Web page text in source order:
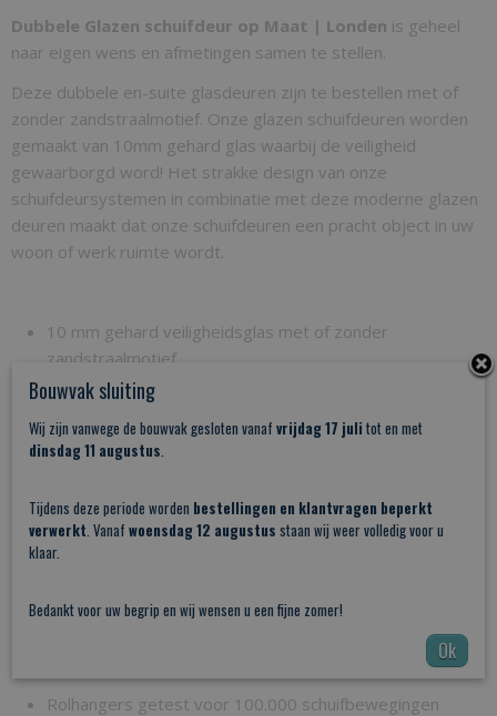
Bruto gewicht
120,00 Kg
Dubbele Glazen schuifdeur op Maat | Londen is geheel
naar eigen wens en afmetingen samen te stellen.
Deze dubbele en-suite glasdeuren zijn te bestellen met of
zonder zandstraalmotief. Onze glazen schuifdeuren worden
gemaakt van 10mm gehard glas waarbij de veiligheid
gewaarborgd word! Het strakke design van onze
schuifdeursystemen in combinatie met deze moderne glazen
deuren maakt dat onze schuifdeuren een pracht object in uw
woon of werk ruimte wordt.
10 mm gehard veiligheidsglas met of zonder
zandstraalmotief
Clearshield beschermlaag mogelijk bij glasdeur met
zandstraal motief
Compleet schuifsysteem op maat incl. rails, kliklijsten, 4
dempers!
Naar links en rechts schuifbaar
Rolhangers getest voor 100.000 schuifbewegingen
Bouwvak sluiting
Wij zijn vanwege de bouwvak gesloten vanaf vrijdag 17 juli tot en met
dinsdag 11 augustus.
Tijdens deze periode worden bestellingen en klantvragen beperkt
verwerkt. Vanaf woensdag 12 augustus staan wij weer volledig voor u
klaar.
Bedankt voor uw begrip en wij wensen u een fijne zomer!
Ok